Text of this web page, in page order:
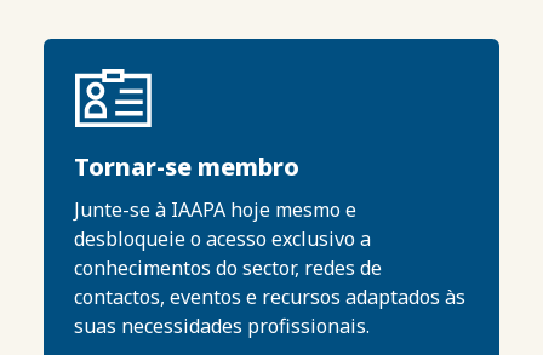
Tornar-se membro
Junte-se à IAAPA hoje mesmo e
desbloqueie o acesso exclusivo a
conhecimentos do sector, redes de
contactos, eventos e recursos adaptados às
suas necessidades profissionais.